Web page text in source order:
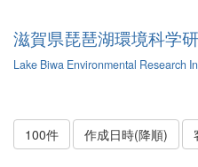
滋賀県琵琶湖環境科学
Lake Biwa Environmental Research
100件 作成日時(降順)